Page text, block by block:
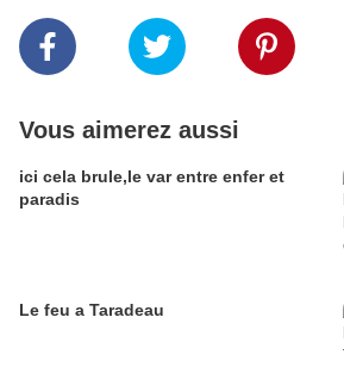
Vous aimerez aussi
ici cela brule,le var entre enfer et
paradis
Le feu a Taradeau